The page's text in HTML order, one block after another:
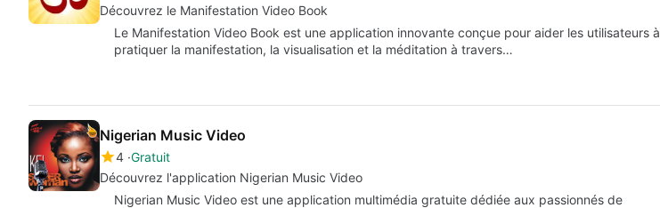
Découvrez le Manifestation Video Book
Le Manifestation Video Book est une application innovante conçue pour aider les utilisateurs à
pratiquer la manifestation, la visualisation et la méditation à travers…
Nigerian Music Video
4 Gratuit
Découvrez l'application Nigerian Music Video
Nigerian Music Video est une application multimédia gratuite dédiée aux passionnés de